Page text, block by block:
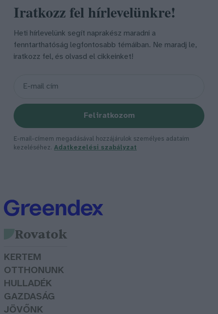
Iratkozz fel hírlevelünkre!
Heti hírlevelünk segít naprakész maradni a
fenntarthatóság legfontosabb témáiban. Ne maradj le,
iratkozz fel, és olvasd el cikkeinket!
Feliratkozom
E-mail-címem megadásával hozzájárulok személyes adataim
kezeléséhez. Adatkezelési szabályzat
Rovatok
KERTEM
OTTHONUNK
HULLADÉK
GAZDASÁG
JÖVŐNK